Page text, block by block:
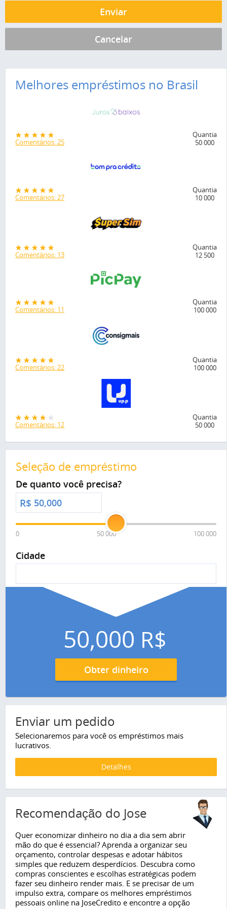
Melhores empréstimos no Brasil
Comentários: 25
Quantia
50 000
Comentários: 27
Quantia
10 000
Comentários: 13
Quantia
12 500
Comentários: 11
Quantia
100 000
Comentários: 22
Quantia
100 000
Comentários: 12
Quantia
50 000
Seleção de empréstimo
De quanto você precisa?
R$
0 50 000 100 000
Cidade
50,000 R$
Obter dinheiro
Enviar um pedido
Selecionaremos para você os empréstimos mais
lucrativos.
Detalhes
Recomendação do Jose
Quer economizar dinheiro no dia a dia sem abrir
mão do que é essencial? Aprenda a organizar seu
orçamento, controlar despesas e adotar hábitos
simples que reduzem desperdícios. Descubra como
compras conscientes e escolhas estratégicas podem
fazer seu dinheiro render mais. E se precisar de um
impulso extra, compare os melhores empréstimos
pessoais online na JoseCredito e encontre a opção